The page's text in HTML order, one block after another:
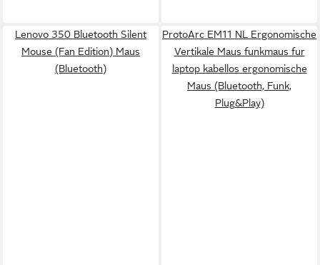
Lenovo 350 Bluetooth Silent
Mouse (Fan Edition) Maus
(Bluetooth)
ProtoArc EM11 NL Ergonomische
Vertikale Maus funkmaus fur
laptop kabellos ergonomische
Maus (Bluetooth, Funk,
Plug&Play)